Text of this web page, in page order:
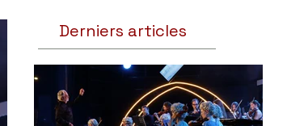
Derniers articles